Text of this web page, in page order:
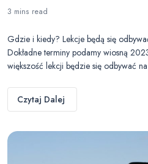
3 mins read
Gdzie i kiedy? Lekcje będą się
Dokładne terminy podamy wiosną
większość lekcji będzie się odbywać
Czytaj Dalej